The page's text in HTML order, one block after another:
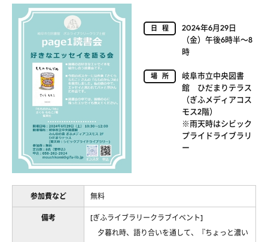
日程
2024年6月29日
（金）午後6時半～8
時
場所
岐阜市立中央図書
館 ひだまりテラス
（ぎふメディアコス
モス2階）
※雨天時はシビック
プライドライブラリ
ー
参加費など 無料
備考
[ぎふライブラリークラブイベント]
夕暮れ時、語り合いを通して、『ちょっと濃い